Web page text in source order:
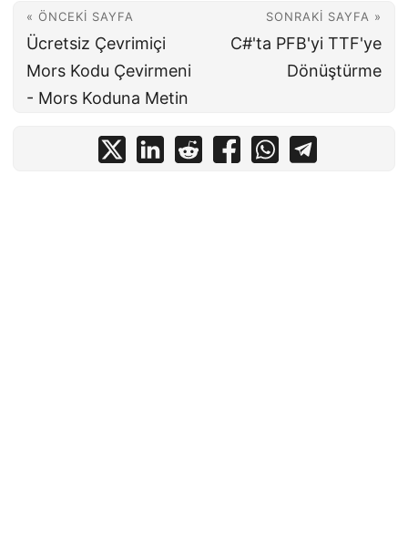
« ÖNCEKI SAYFA
Ücretsiz Çevrimiçi
Mors Kodu Çevirmeni
- Mors Koduna Metin
SONRAKI SAYFA »
C#'ta PFB'yi TTF'ye
Dönüştürme